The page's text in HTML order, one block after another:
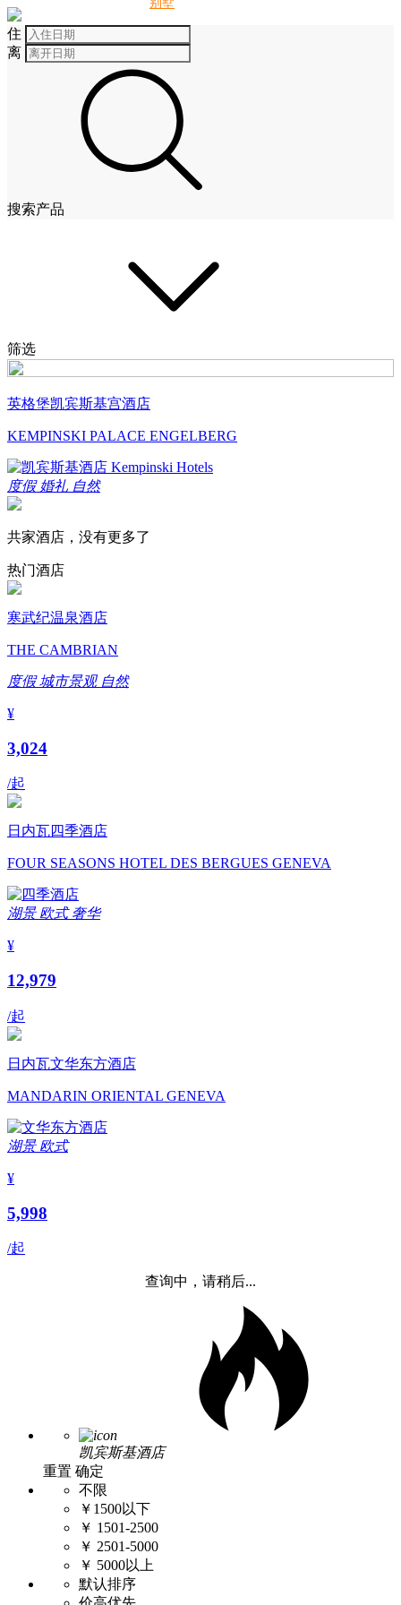
住
离
搜索产品
筛选
英格堡凯宾斯基宫酒店
KEMPINSKI PALACE ENGELBERG
度假 婚礼 自然
共家酒店，没有更多了
热门酒店
寒武纪温泉酒店
THE CAMBRIAN
度假 城市景观 自然
¥
3,024
/起
日内瓦四季酒店
FOUR SEASONS HOTEL DES BERGUES GENEVA
湖景 欧式 奢华
¥
12,979
/起
日内瓦文华东方酒店
MANDARIN ORIENTAL GENEVA
湖景 欧式
¥
5,998
/起
查询中，请稍后...
凯宾斯基酒店
重置 确定
不限
￥1500以下
￥ 1501-2500
￥ 2501-5000
￥ 5000以上
默认排序